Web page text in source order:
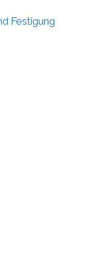
Festigung